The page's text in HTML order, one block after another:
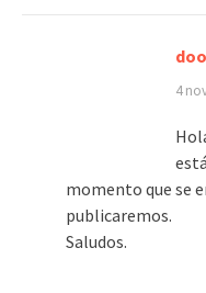
4
momento que se
publicaremos.
Saludos.